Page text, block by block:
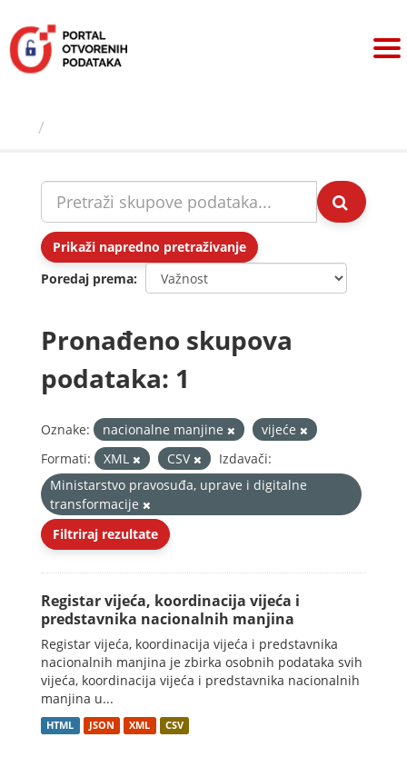
sadržaj
Prikaži napredno pretraživanje
Poredaj prema
Pronađeno skupova
podataka: 1
Oznake: nacionalne manjine
vijeće
Formati:
XML CSV
Izdavači:
Ministarstvo pravosuđa, uprave i digitalne
transformacije
Filtriraj rezultate
Registar vijeća, koordinacija vijeća i
predstavnika nacionalnih manjina
Registar vijeća, koordinacija vijeća i predstavnika
nacionalnih manjina je zbirka osobnih podataka svih
vijeća, koordinacija vijeća i predstavnika nacionalnih
manjina u...
HTML JSON XML CSV